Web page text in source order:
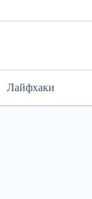
Лайфхаки